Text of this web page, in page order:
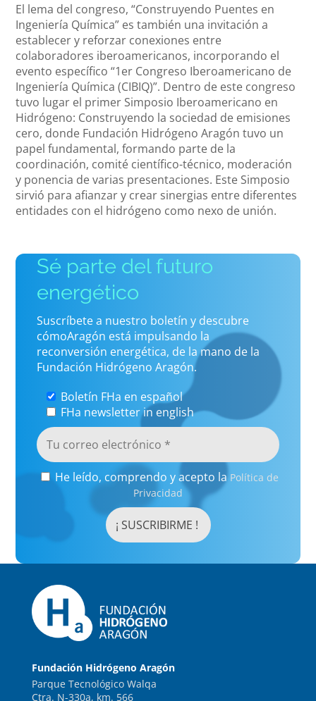
El lema del congreso, “Construyendo Puentes en
Ingeniería Química” es también una invitación a
establecer y reforzar conexiones entre
colaboradores iberoamericanos, incorporando el
evento específico “1er Congreso Iberoamericano de
Ingeniería Química (CIBIQ)”. Dentro de este congreso
tuvo lugar el primer Simposio Iberoamericano en
Hidrógeno: Construyendo la sociedad de emisiones
cero, donde Fundación Hidrógeno Aragón tuvo un
papel fundamental, formando parte de la
coordinación, comité científico-técnico, moderación
y ponencia de varias presentaciones. Este Simposio
sirvió para afianzar y crear sinergias entre diferentes
entidades con el hidrógeno como nexo de unión.
Sé parte del futuro
energético
Suscríbete a nuestro boletín y descubre
cómoAragón está impulsando la
reconversión energética, de la mano de la
Fundación Hidrógeno Aragón.
Boletín FHa en español
FHa newsletter in english
He leído, comprendo y acepto la Política de
Privacidad
Fundación Hidrógeno Aragón
Parque Tecnológico Walqa
Ctra. N-330a, km. 566